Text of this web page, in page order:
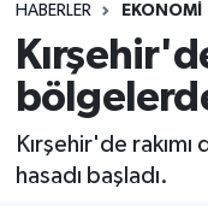
HABERLER EKONOMİ
Kırşehir'de
hasadı başladı.
EKONOMİ
KÖŞE
KÜLTÜR-
Süper Lig
Tüm Manşetler
Son Dakika